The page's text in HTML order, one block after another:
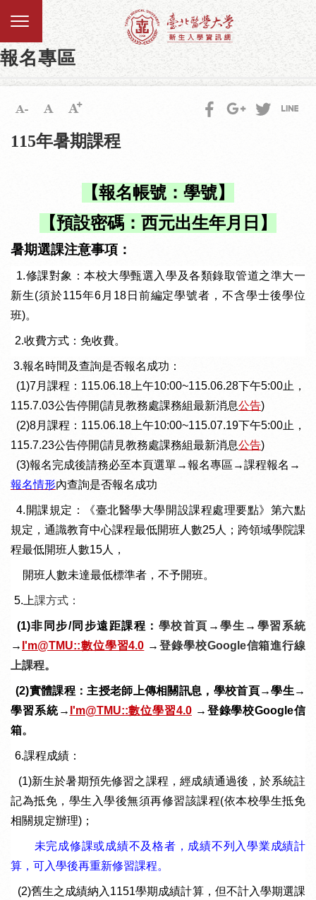
報名專區
115年暑期課程
【報名帳號：學號】
【預設密碼：西元出生年月日】
暑期選課注意事項：
1.修課對象：本校大學甄選入學及各類錄取管道之準大一
新生(須於115年6月 18日前編定學號者，不含學士後學位
班)。
2.收費方式：免收費。
3.報名時間及查詢是否報名成功：
(1)7月課程： 115.06.18 上午10:00~115.06.28下午5:00止，
115.7.03公告停開(請見教務處課務組最新消息公告)
(2)8月課程： 115.06.18 上午10:00~115.07.19下午5:00止，
115.7.23公告停開(請見教務處課務組最新消息公告)
(3)報名完成後請務必至本頁選單→報名專區→課程報名→
報名情形內查詢是否報名成功
4. 開課規定：《臺北醫學大學開設課程處理要點》第六點
規定，通識教育中心課程最低開班人數25人；跨領域學院課
程最低開班人數15人，
班人數未達最低標準者，不予開班。
上課方式：
(1)非同步/同步遠距課程： 學校首頁 → 學生 → 學習系統
→ I'm@TMU::數位學習4.0 → 登錄學校Google信箱進行線
上課程。
實體課程：主授老師上傳相關訊息，學校首頁→學生→
學習系統→ I'm@TMU::數位學習4.0→登錄學校Google信
箱。
6.課程成績：
新生於暑期預先修習之課程，經成績通過後，於系統註
記為抵免，學生入學後無須再修習該課程(依本校學生抵免
相關規定辦理)；
未完成修課或成績不及格者，成績不列入學業成績計
算，可入學後再重新修習課程。
舊生之成績納入 1151學期成績計算，但不計入學期選課